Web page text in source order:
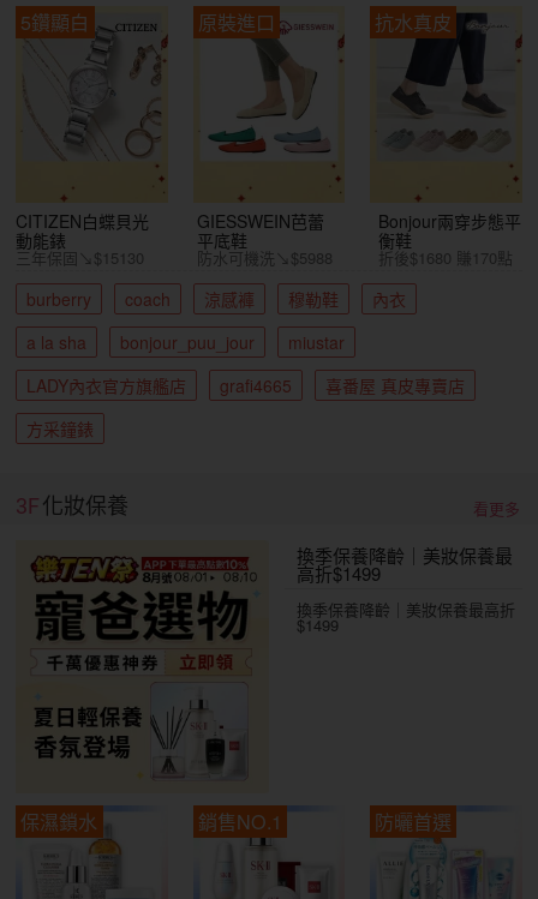
5鑽顯白
CITIZEN白蝶貝光
動能錶
三年保固↘$15130
原裝進口
GIESSWEIN芭蕾
平底鞋
防水可機洗↘$5988
抗水真皮
Bonjour兩穿步態平
衡鞋
折後$1680 賺170點
burberry coach 涼感褲 穆勒鞋
內衣
a la sha
bonjour_puu_jour
miustar
LADY內衣官方旗艦店
grafi4665
喜番屋 真皮專賣店
方采鐘錶
3F化妝保養 看更多
換季保養降齡｜美妝保養最
高折$1499
換季保養降齡｜美妝保養最高折
$1499
保濕鎖水 銷售NO.1 防曬首選